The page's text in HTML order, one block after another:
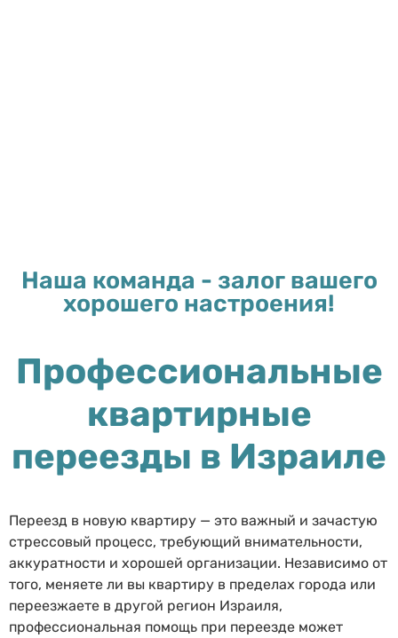
Наша команда - залог вашего
хорошего настроения!
Профессиональные
квартирные
переезды в Израиле
Переезд в новую квартиру — это важный и зачастую
стрессовый процесс, требующий внимательности,
аккуратности и хорошей организации. Независимо от
того, меняете ли вы квартиру в пределах города или
переезжаете в другой регион Израиля,
профессиональная помощь при переезде может